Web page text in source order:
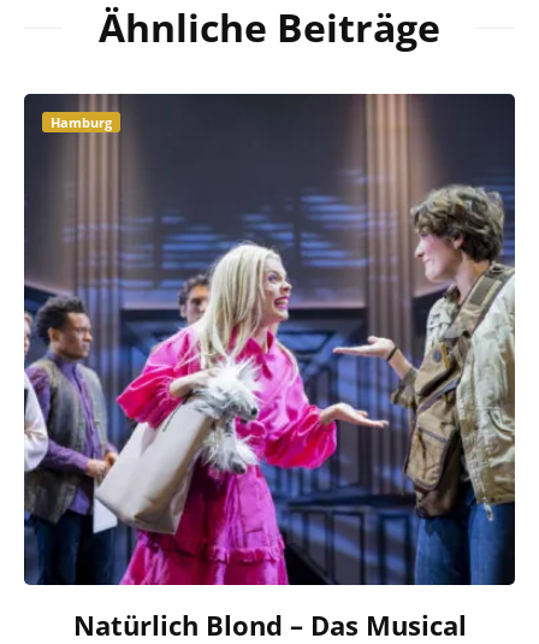
Ähnliche Beiträge
Hamburg
Natürlich Blond – Das Musical